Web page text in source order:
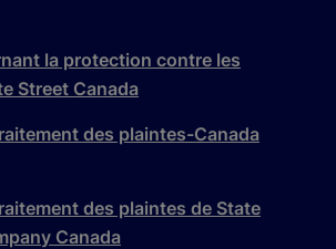
la protection contre les
Street Canada
des plaintes-Canada
des plaintes de State
Canada